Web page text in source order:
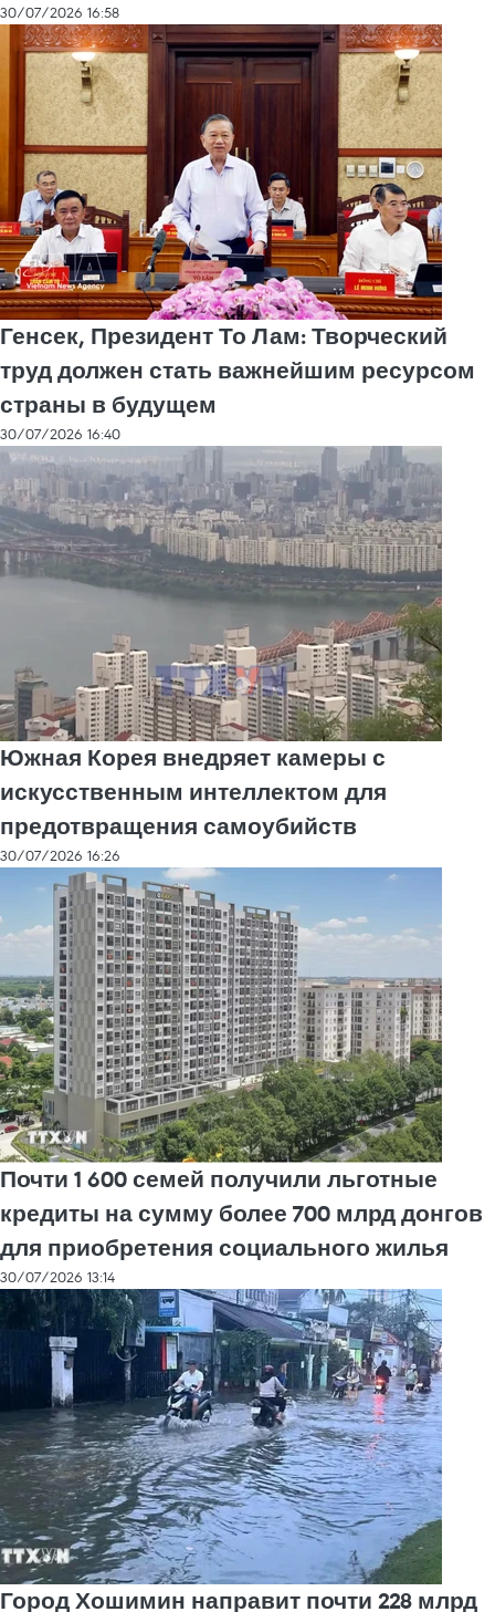
30/07/2026 16:58
Генсек, Президент То Лам: Творческий
труд должен стать важнейшим ресурсом
страны в будущем
30/07/2026 16:40
Южная Корея внедряет камеры с
искусственным интеллектом для
предотвращения самоубийств
30/07/2026 16:26
Почти 1 600 семей получили льготные
кредиты на сумму более 700 млрд донгов
для приобретения социального жилья
30/07/2026 13:14
Город Хошимин направит почти 228 млрд